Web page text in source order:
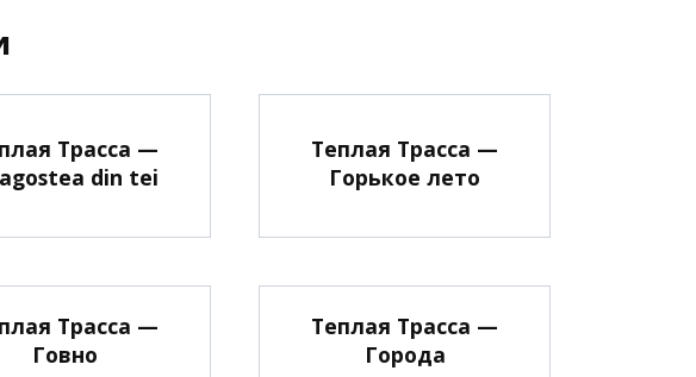
Трасса —
din tei
Теплая Трасса —
Горькое лето
Трасса —
Говно
Теплая Трасса —
Города